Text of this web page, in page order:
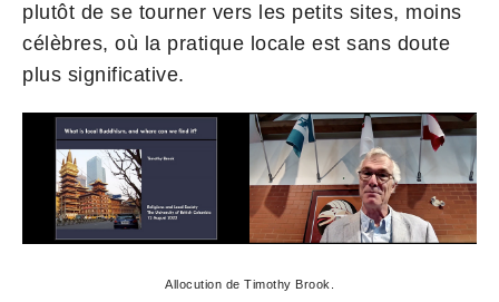
plutôt de se tourner vers les petits sites, moins
célèbres, où la pratique locale est sans doute
plus significative.
Allocution de Timothy Brook.